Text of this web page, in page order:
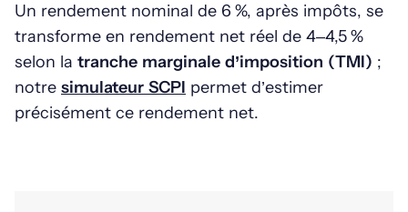
Un rendement nominal de 6 %, après impôts, se
transforme en rendement net réel de 4–4,5 %
selon la tranche marginale d’imposition (TMI) ;
notre simulateur SCPI permet d’estimer
précisément ce rendement net.